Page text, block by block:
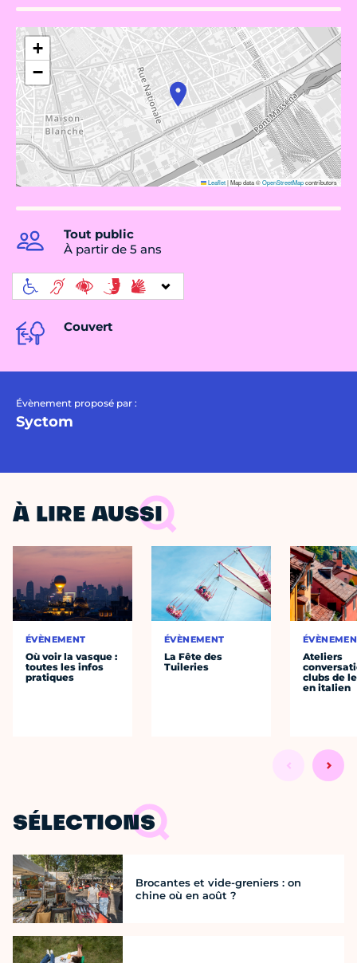
+
−
Leaflet|Map data ©OpenStreetMapcontributors
Tout public
À partir de 5 ans
Couvert
Évènement proposé par :
Syctom
À LIRE AUSSI
ÉVÈNEMENT
Où voir la vasque :
toutes les infos
pratiques
ÉVÈNEMENT
La Fête des
Tuileries
Ateliers
clubs de
en italien
SÉLECTIONS
Brocantes et vide-greniers : on
chine où en août ?